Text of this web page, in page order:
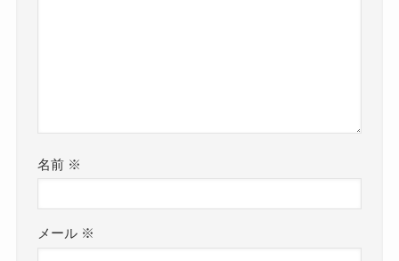
名前 ※
メール ※